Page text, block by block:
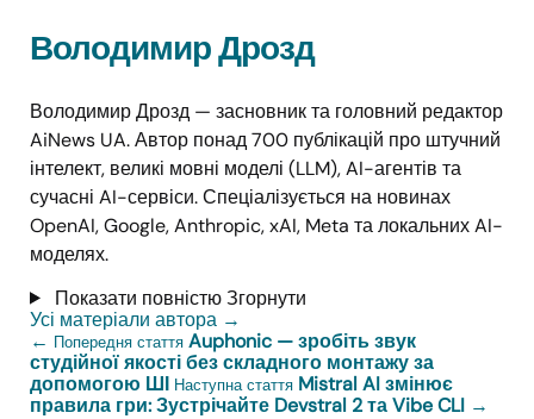
Володимир Дрозд
Володимир Дрозд — засновник та головний редактор
AiNews UA. Автор понад 700 публікацій про штучний
інтелект, великі мовні моделі (LLM), AI-агентів та
сучасні AI-сервіси. Спеціалізується на новинах
OpenAI, Google, Anthropic, xAI, Meta та локальних AI-
моделях.
Показати повністюЗгорнути
Усі матеріали автора →
← Попередня стаття Auphonic — зробіть звук
студійної якості без складного монтажу за
допомогою ШІ Наступна стаття Mistral AI змінює
правила гри: Зустрічайте Devstral 2 та Vibe CLI →